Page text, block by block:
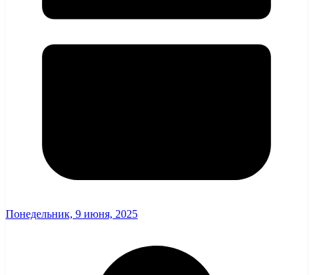
Понедельник, 9 июня, 2025